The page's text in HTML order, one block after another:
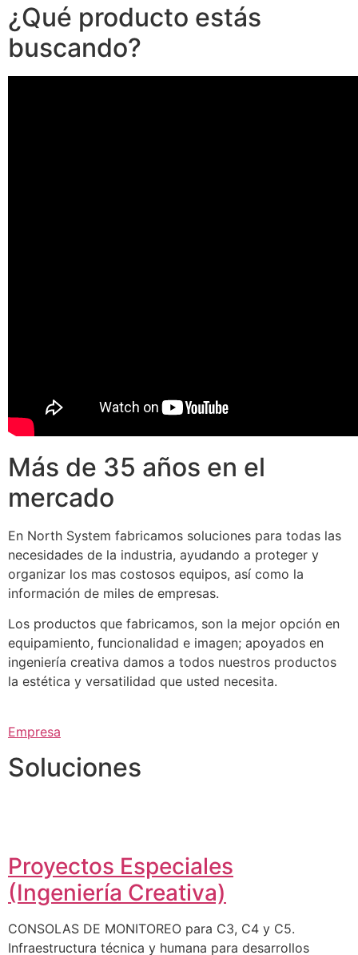
¿Qué producto estás
buscando?
Más de 35 años en el
mercado
En North System fabricamos soluciones para todas las
necesidades de la industria, ayudando a proteger y
organizar los mas costosos equipos, así como la
información de miles de empresas.
Los productos que fabricamos, son la mejor opción en
equipamiento, funcionalidad e imagen; apoyados en
ingeniería creativa damos a todos nuestros productos
la estética y versatilidad que usted necesita.
Empresa
Soluciones
Proyectos Especiales
(Ingeniería Creativa)
CONSOLAS DE MONITOREO para C3, C4 y C5.
Infraestructura técnica y humana para desarrollos